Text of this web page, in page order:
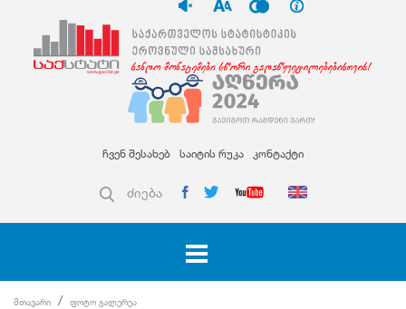
ჩვენ შესახებ საიტის რუკა კონტაქტი
ძიება
მთავარი
ფოტო გალერეა